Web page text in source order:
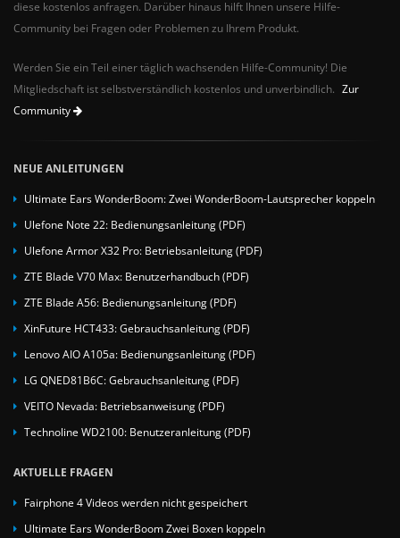
diese kostenlos anfragen. Darüber hinaus hilft Ihnen unsere Hilfe-
Community bei Fragen oder Problemen zu Ihrem Produkt.
Werden Sie ein Teil einer täglich wachsenden Hilfe-Community! Die
Mitgliedschaft ist selbstverständlich kostenlos und unverbindlich. Zur
Community
NEUE ANLEITUNGEN
Ultimate Ears WonderBoom: Zwei WonderBoom-Lautsprecher koppeln
Ulefone Note 22: Bedienungsanleitung (PDF)
Ulefone Armor X32 Pro: Betriebsanleitung (PDF)
ZTE Blade V70 Max: Benutzerhandbuch (PDF)
ZTE Blade A56: Bedienungsanleitung (PDF)
XinFuture HCT433: Gebrauchsanleitung (PDF)
Lenovo AIO A105a: Bedienungsanleitung (PDF)
LG QNED81B6C: Gebrauchsanleitung (PDF)
VEITO Nevada: Betriebsanweisung (PDF)
Technoline WD2100: Benutzeranleitung (PDF)
AKTUELLE FRAGEN
Fairphone 4 Videos werden nicht gespeichert
Ultimate Ears WonderBoom Zwei Boxen koppeln